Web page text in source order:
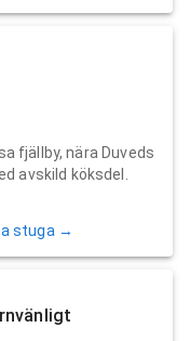
fjällby, nära Duveds
avskild köksdel.
stuga →